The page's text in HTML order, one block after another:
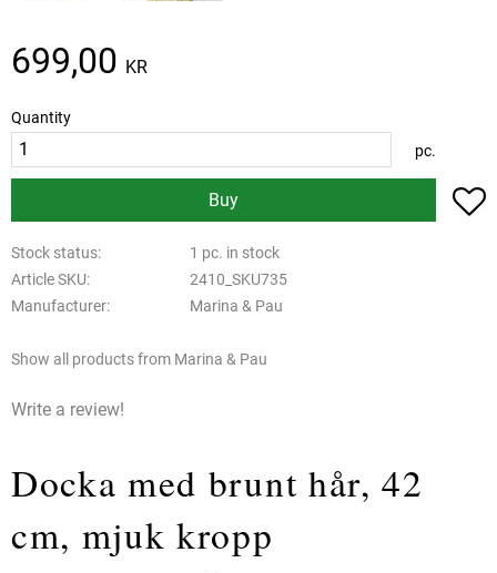
699,00 KR
Quantity
pc.
Buy
Stock status
1 pc. in stock
Article SKU
2410_SKU735
Manufacturer
Marina & Pau
Show all products from Marina & Pau
Write a review!
Docka med brunt hår, 42
cm, mjuk kropp